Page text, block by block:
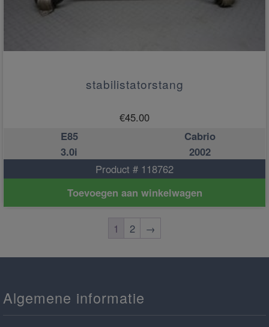
stabilistatorstang
€45.00
E85
Cabrio
3.0i
2002
Product # 118762
Toevoegen aan winkelwagen
1 2 →
Algemene informatie